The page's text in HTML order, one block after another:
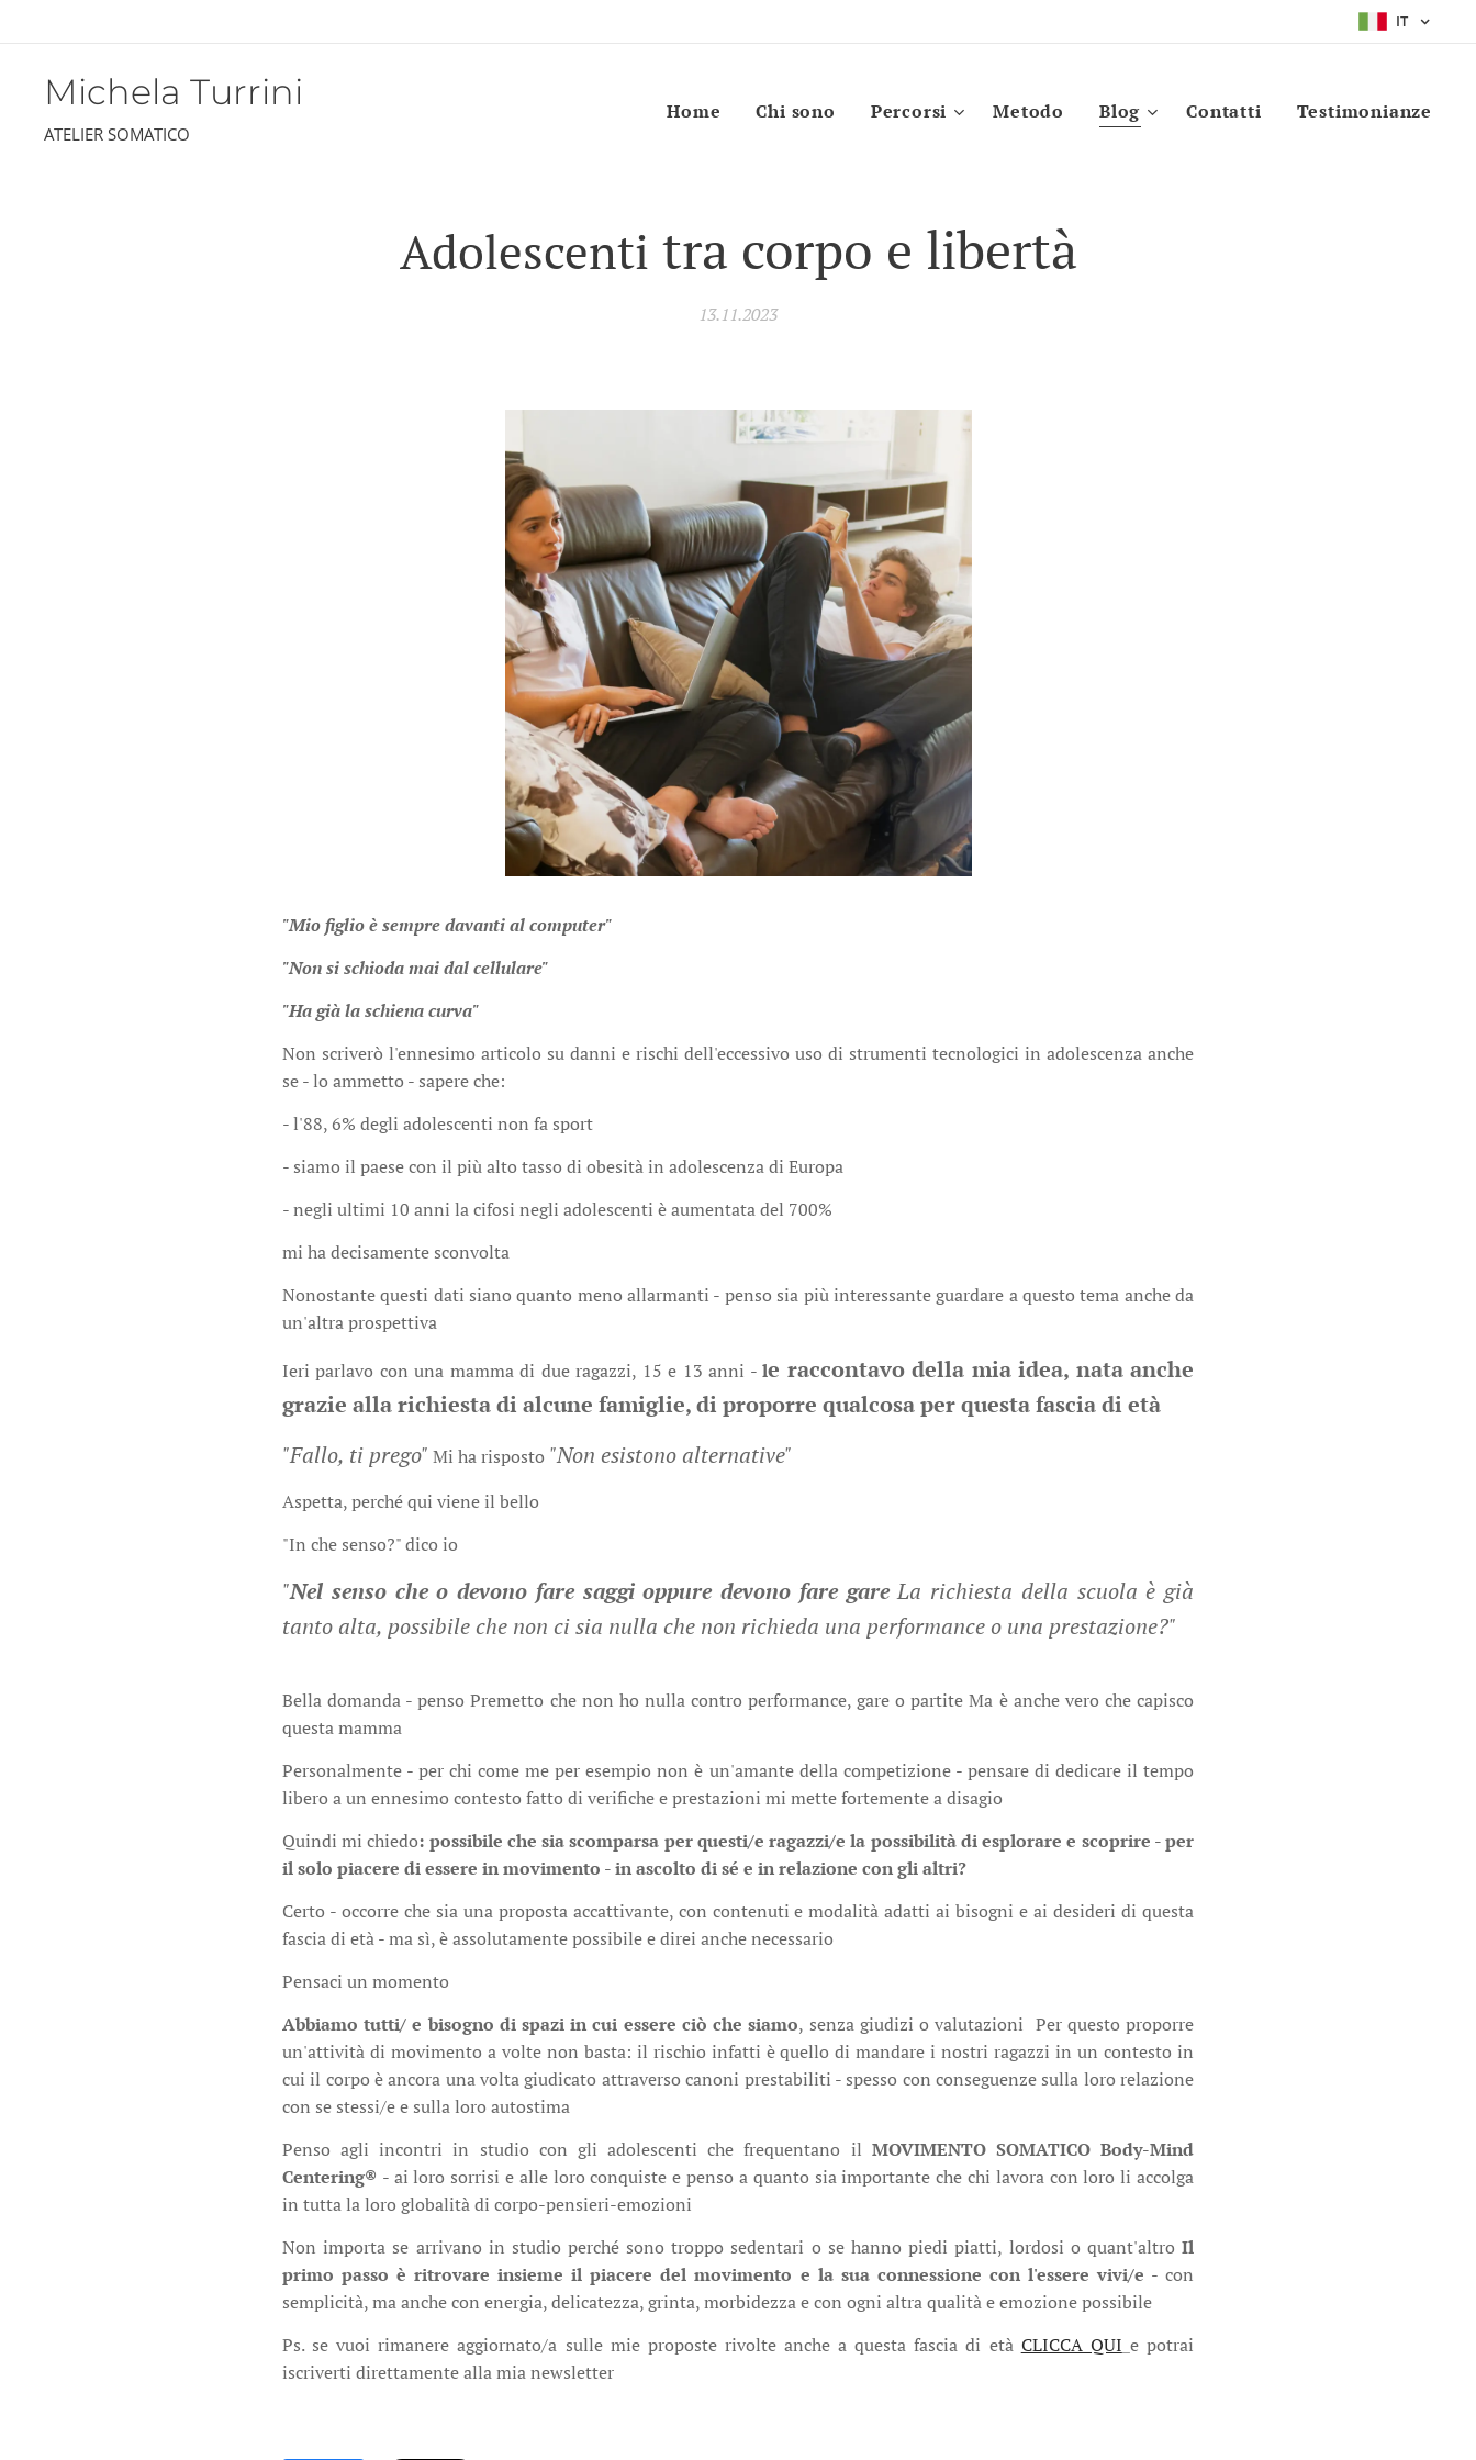
IT
Michela Turrini
ATELIER SOMATICO
Home Chi sono Percorsi Metodo Blog Contatti Testimonianze
Adolescenti tra corpo e libertà
13.11.2023
"Mio figlio è sempre davanti al computer"
"Non si schioda mai dal cellulare"
"Ha già la schiena curva"
Non scriverò l'ennesimo articolo su danni e rischi dell'eccessivo uso di strumenti tecnologici in adolescenza anche
se - lo ammetto - sapere che:
- l'88, 6% degli adolescenti non fa sport
- siamo il paese con il più alto tasso di obesità in adolescenza di Europa
- negli ultimi 10 anni la cifosi negli adolescenti è aumentata del 700%
mi ha decisamente sconvolta
Nonostante questi dati siano quanto meno allarmanti - penso sia più interessante guardare a questo tema anche da
un'altra prospettiva
Ieri parlavo con una mamma di due ragazzi, 15 e 13 anni -le raccontavo della mia idea, nata anche
grazie alla richiesta di alcune famiglie, di proporre qualcosa per questa fascia di età
"Fallo, ti prego" Mi ha risposto "Non esistono alternative"
Aspetta, perché qui viene il bello
"In che senso?" dico io
"Nel senso che o devono fare saggi oppure devono fare gare La richiesta della scuola è già
tanto alta, possibile che non ci sia nulla che non richieda una performance o una prestazione?"
Bella domanda - penso Premetto che non ho nulla contro performance, gare o partite Ma è anche vero che capisco
questa mamma
Personalmente - per chi come me per esempio non è un'amante della competizione - pensare di dedicare il tempo
libero a un ennesimo contesto fatto di verifiche e prestazioni mi mette fortemente a disagio
Quindi mi chiedo: possibile che sia scomparsa per questi/e ragazzi/e la possibilità di esplorare e scoprire - per
il solo piacere di essere in movimento - in ascolto di sé e in relazione con gli altri?
Certo - occorre che sia una proposta accattivante, con contenuti e modalità adatti ai bisogni e ai desideri di questa
fascia di età - ma sì, è assolutamente possibile e direi anche necessario
Pensaci un momento
Abbiamo tutti/ e bisogno di spazi in cui essere ciò che siamo, senza giudizi o valutazioni Per questo proporre
un'attività di movimento a volte non basta: il rischio infatti è quello di mandare i nostri ragazzi in un contesto in
cui il corpo è ancora una volta giudicato attraverso canoni prestabiliti - spesso con conseguenze sulla loro relazione
con se stessi/e e sulla loro autostima
Penso agli incontri in studio con gli adolescenti che frequentano il MOVIMENTO SOMATICO Body-Mind
Centering® - ai loro sorrisi e alle loro conquiste e penso a quanto sia importante che chi lavora con loro li accolga
in tutta la loro globalità di corpo-pensieri-emozioni
Non importa se arrivano in studio perché sono troppo sedentari o se hanno piedi piatti, lordosi o quant'altro Il
primo passo è ritrovare insieme il piacere del movimento e la sua connessione con l'essere vivi/e - con
semplicità, ma anche con energia, delicatezza, grinta, morbidezza e con ogni altra qualità e emozione possibile
Ps. se vuoi rimanere aggiornato/a sulle mie proposte rivolte anche a questa fascia di età CLICCA QUI e potrai
iscriverti direttamente alla mia newsletter